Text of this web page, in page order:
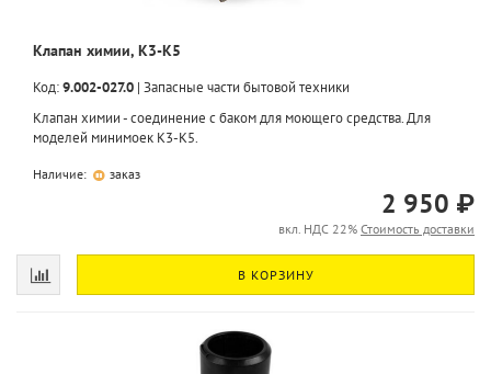
Клапан химии, K3-K5
Код:9.002-027.0 | Запасные части бытовой техники
Клапан химии - соединение с баком для моющего средства. Для
моделей минимоек K3-K5.
Наличие: заказ
2 950 ₽
вкл. НДС 22% Стоимость доставки
В КОРЗИНУ